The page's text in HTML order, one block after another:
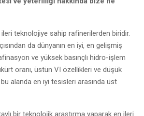
teknolojiye sahip rafinerilerden biridir.
da dünyanın en iyi, en gelişmiş
ve yüksek basınçlı hidro-işlem
oranı, üstün VI özellikleri ve düşük
bu alanda en iyi tesisleri arasında üst
bir teknolojik araştırma yaparak en ileri